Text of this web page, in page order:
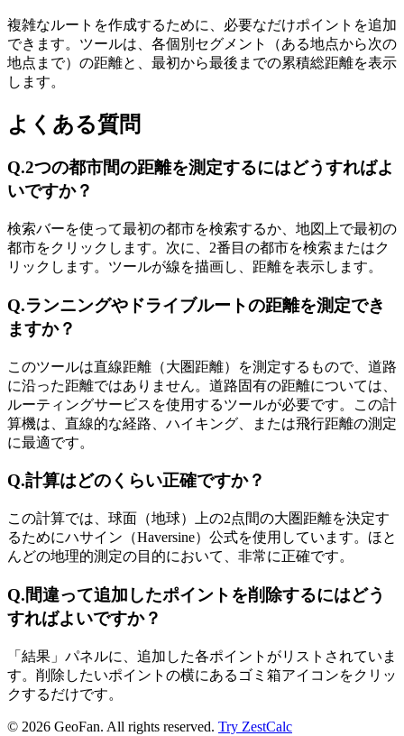
複雑なルートを作成するために、必要なだけポイントを追加
できます。ツールは、各個別セグメント（ある地点から次の
地点まで）の距離と、最初から最後までの累積総距離を表示
します。
よくある質問
Q.2つの都市間の距離を測定するにはどうすればよ
いですか？
検索バーを使って最初の都市を検索するか、地図上で最初の
都市をクリックします。次に、2番目の都市を検索またはク
リックします。ツールが線を描画し、距離を表示します。
Q.ランニングやドライブルートの距離を測定でき
ますか？
このツールは直線距離（大圏距離）を測定するもので、道路
に沿った距離ではありません。道路固有の距離については、
ルーティングサービスを使用するツールが必要です。この計
算機は、直線的な経路、ハイキング、または飛行距離の測定
に最適です。
Q.計算はどのくらい正確ですか？
この計算では、球面（地球）上の2点間の大圏距離を決定す
るためにハサイン（Haversine）公式を使用しています。ほと
んどの地理的測定の目的において、非常に正確です。
Q.間違って追加したポイントを削除するにはどう
すればよいですか？
「結果」パネルに、追加した各ポイントがリストされていま
す。削除したいポイントの横にあるゴミ箱アイコンをクリッ
クするだけです。
© 2026 GeoFan. All rights reserved. Try ZestCalc